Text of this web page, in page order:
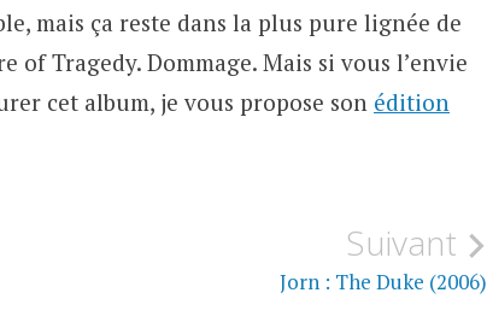
mais ça reste dans la plus pure lignée de
of Tragedy. Dommage. Mais si vous l’envie
cet album, je vous propose son édition
Suivant
Jorn : The Duke (2006)